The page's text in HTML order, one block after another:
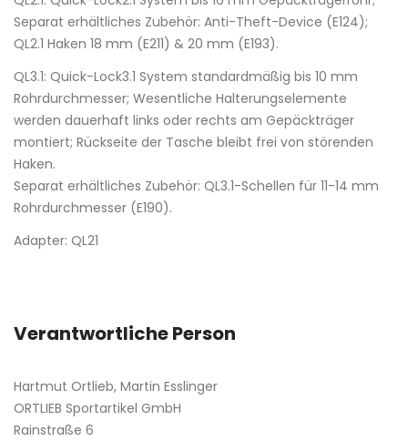
Separat erhältliches Zubehör: Anti-Theft-Device (E124);
QL2.1 Haken 18 mm (E211) & 20 mm (E193).
QL3.1: Quick-Lock3.1 System standardmäßig bis 10 mm
Rohrdurchmesser; Wesentliche Halterungselemente
werden dauerhaft links oder rechts am Gepäckträger
montiert; Rückseite der Tasche bleibt frei von störenden
Haken.
Separat erhältliches Zubehör: QL3.1-Schellen für 11-14 mm
Rohrdurchmesser (E190).
Adapter: QL21
Verantwortliche Person
Hartmut Ortlieb, Martin Esslinger
ORTLIEB Sportartikel GmbH
Rainstraße 6